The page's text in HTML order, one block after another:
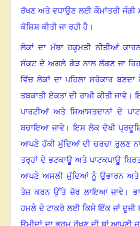
ਰੱਖਣ ਅਤੇ ਵਧਾਉਣ ਲਈ ਕੌਮਾਂਤਰੀ ਜੰਗੀ
ਕੋਸ਼ਿਸ਼ ਕੀਤੀ ਜਾ ਰਹੀ ਹੈ ।
ਲੋਕਾਂ ਦਾ ਮੱਥਾ ਹਕੂਮਤੀ ਨੀਤੀਆਂ
ਸੰਕਟ ਦੇ ਅਗਲੇ ਗੇੜ ਨਾਲ ਲੱਗਣ ਜਾ
ਵਿੱਚ ਲੋਕਾਂ ਦਾ ਪਹਿਲਾ ਸਰੋਕਾਰ ਬਣਦਾ
ਤਬਕਾਤੀ ਏਕਤਾ ਦੀ ਰਾਖ਼ੀ ਕੀਤੀ ਜਾਵੇ।
ਪਾਰਟੀਆਂ ਅਤੇ ਸਿਆਸਤਦਾਨਾਂ ਦੇ
ਬਚਾਇਆ ਜਾਵੇ।ਇਸ ਲੋਕ ਦੋਖੀ
ਆਪਣੇ ਹੱਕੀ ਮੁੱਦਿਆਂ ਦੀ ਚਰਚਾ ਰੁਲਣ ਨਾ
ਤਰ੍ਹਾਂ ਦੇ ਭਟਕਾਊ ਅਤੇ ਪਾਟਕਪਾਊ
ਆਪਣੇ ਅਸਲੀ ਮੁੱਦਿਆਂ ਨੂੰ ਉਭਾਰਨ
ਤੇਜ਼ ਕਰਨ ਉੱਤੇ ਜ਼ੋਰ ਲਾਇਆ ਜਾਵੇ।
ਹਮਲੇ ਦੇ ਟਾਕਰੇ ਲਈ ਕਿਸੇ ਇੱਕ ਜਾਂ ਦੂਜੀ